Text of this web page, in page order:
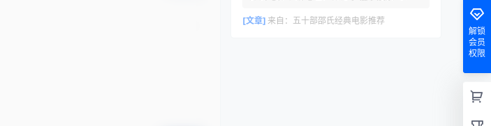
令或保存下方二维码微...
[文章] 来自： 五十部邵氏经典电影推荐
解锁
会员
权限